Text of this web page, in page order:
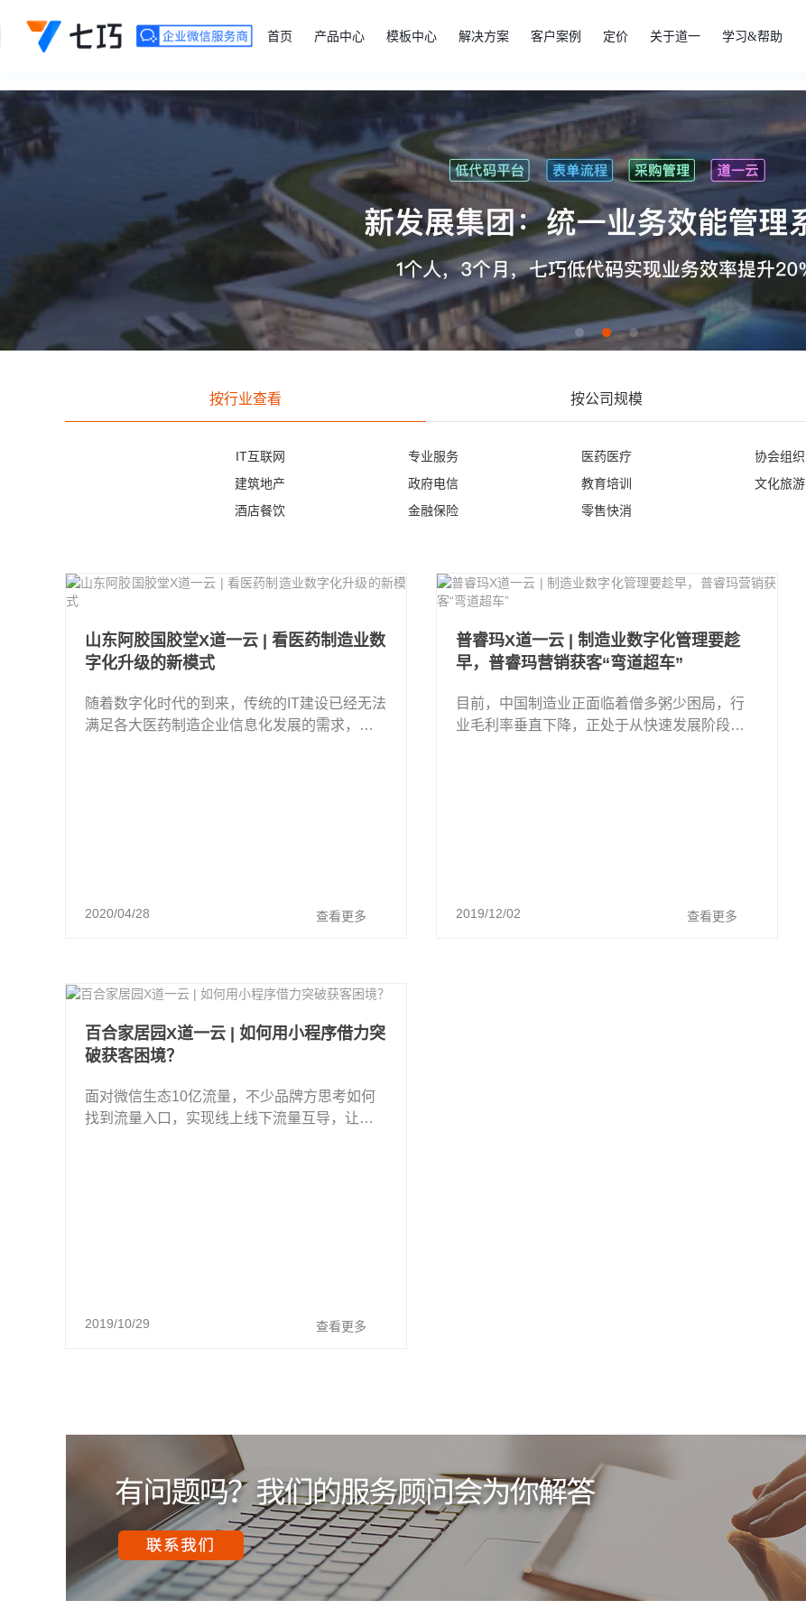
首页 产品中心 模板中心 解决方案 客户案例 定价 关于道一 学习&帮助
按行业查看 按公司规模
IT互联网 专业服务 医药医疗 协会组织
建筑地产
政府电信 教育培训 文化旅游
酒店餐饮
金融保险 零售快消
山东阿胶国胶堂X道一云 | 看医药制造业数
字化升级的新模式
随着数字化时代的到来，传统的IT建设已经无法
满足各大医药制造企业信息化发展的需求，医
2020/04/28 查看更多
普睿玛X道一云 | 制造业数字化管理要趁
早，普睿玛营销获客“弯道超车”
目前，中国制造业正面临着僧多粥少困局，行
业毛利率垂直下降，正处于从快速发展阶段向
2019/12/02 查看更多
百合家居园X道一云 | 如何用小程序借力突
破获客困境？
面对微信生态10亿流量，不少品牌方思考如何
找到流量入口，实现线上线下流量互导，让流
2019/10/29 查看更多